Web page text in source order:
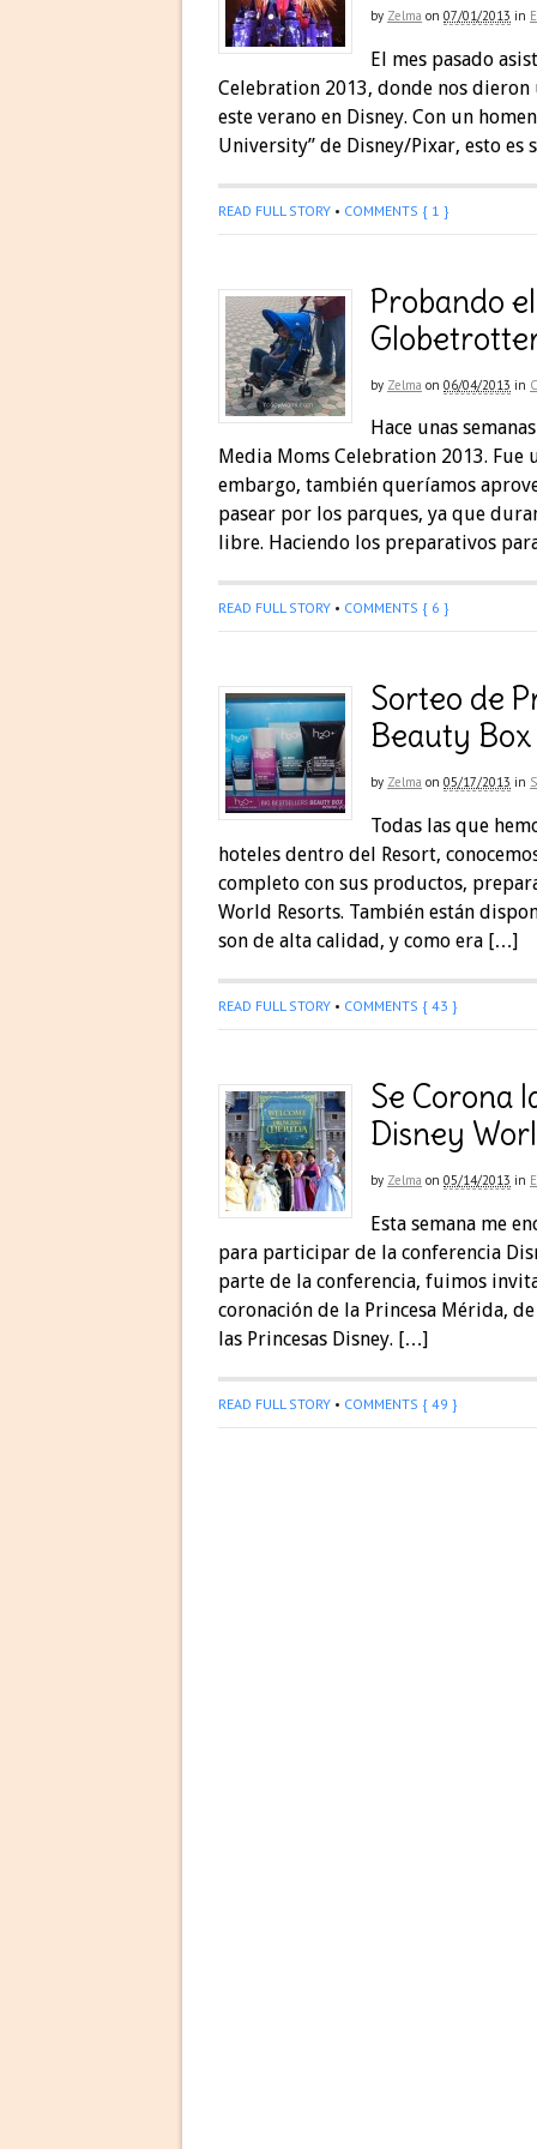
by Zelma on 07/01/2013 in
El mes pasado
Celebration 2013, donde nos
este verano en Disney. Con un
University” de Disney/Pixar, esto
READ FULL STORY • COMMENTS { 1 }
Probando
by Zelma on 06/04/2013 in
Hace unas
Media Moms Celebration 2013.
embargo, también queríamos
pasear por los parques, ya que
libre. Haciendo los preparativos
READ FULL STORY • COMMENTS { 6 }
Sorteo de
Beauty Box
by Zelma on 05/17/2013 in
Todas las que
hoteles dentro del Resort,
completo con sus productos,
World Resorts. También están
son de alta calidad, y como era […]
READ FULL STORY • COMMENTS { 43 }
Se Corona
Disney
by Zelma on 05/14/2013 in
Esta semana me
para participar de la conferencia
parte de la conferencia, fuimos
coronación de la Princesa Mérida,
las Princesas Disney. […]
READ FULL STORY • COMMENTS { 49 }